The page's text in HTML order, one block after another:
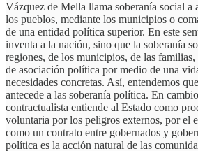
Vázquez de Mella llama soberanía social a
los pueblos, mediante los municipios o
de una entidad política superior. En este
inventa a la nación, sino que la soberanía
regiones, de los municipios, de las
de asociación política por medio de una
necesidades concretas. Así, entendemos
antecede a las soberanía política. En
contractualista entiende al Estado como
voluntaria por los peligros externos, por el
como un contrato entre gobernados y
política es la acción natural de las